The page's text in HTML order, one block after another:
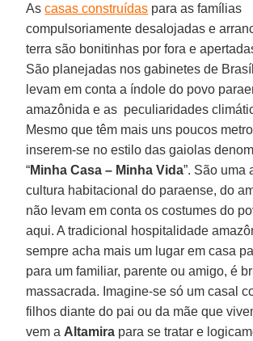
Ascasas construídas para as famílias
compulsoriamente desalojadas e
terra são bonitinhas por fora e
São planejadas nos gabinetes de
levam em conta a índole do povo
amazônida e as peculiaridades
Mesmo que têm mais uns poucos
inserem-se no estilo das gaiolas
“Minha Casa – Minha Vida”. São uma
cultura habitacional do paraense, do
não levam em conta os costumes do
aqui. A tradicional hospitalidade
sempre acha mais um lugar em casa
para um familiar, parente ou amigo, é
massacrada. Imagine-se só um casal
filhos diante do pai ou da mãe que
vem a Altamira para se tratar e